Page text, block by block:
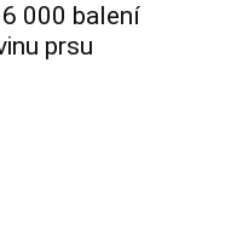
000 balení
prsu